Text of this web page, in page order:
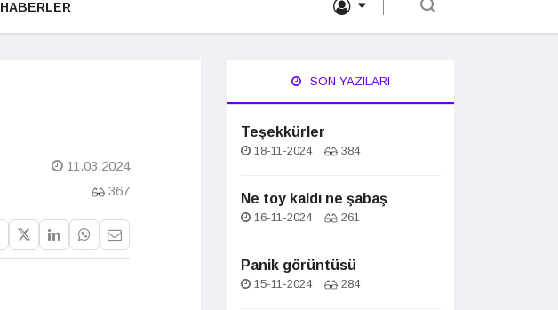
HABERLER
11.03.2024
367
SON YAZILARI
Teşekkürler
18-11-2024 384
Ne toy kaldı ne şabaş
16-11-2024 261
Panik görüntüsü
15-11-2024 284